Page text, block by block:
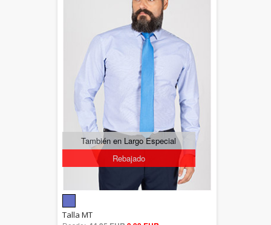
Rebajado
También en Largo Especial
Talla MT